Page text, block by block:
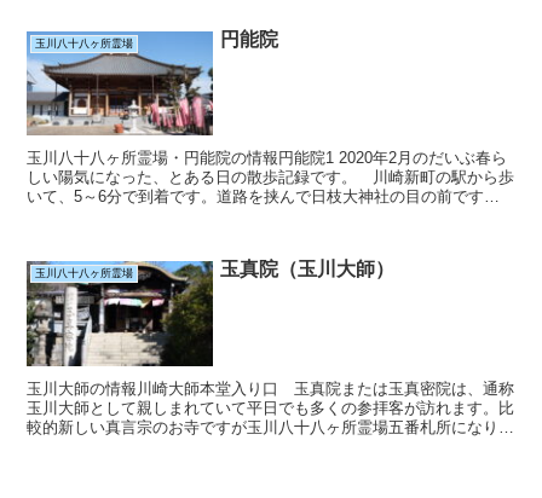
玉川八十八ヶ所霊場 円能院
玉川八十八ヶ所霊場・円能院の情報円能院1 2020年2月のだいぶ春ら
しい陽気になった、とある日の散歩記録です。 川崎新町の駅から歩
いて、5～6分で到着です。道路を挟んで日枝大神社の目の前です。
玉川八十八ヶ所霊場 玉真院（玉川大師）
玉川大師の情報川崎大師本堂入り口 玉真院または玉真密院は、通称
玉川大師として親しまれていて平日でも多くの参拝客が訪れます。比
較的新しい真言宗のお寺ですが玉川八十八ヶ所霊場五番札所になりま